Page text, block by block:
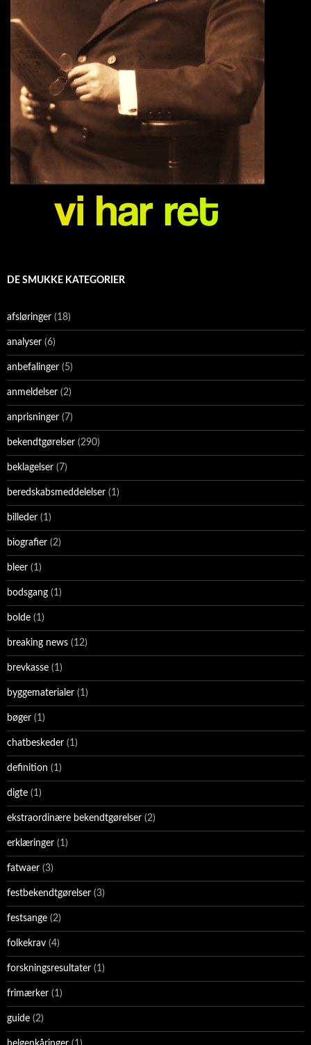
DE SMUKKE KATEGORIER
afsløringer (18)
analyser (6)
anbefalinger (5)
anmeldelser (2)
anprisninger (7)
bekendtgørelser (290)
beklagelser (7)
beredskabsmeddelelser (1)
billeder (1)
biografier (2)
bleer (1)
bodsgang (1)
bolde (1)
breaking news (12)
brevkasse (1)
byggematerialer (1)
bøger (1)
chatbeskeder (1)
definition (1)
digte (1)
ekstraordinære bekendtgørelser (2)
erklæringer (1)
fatwaer (3)
festbekendtgørelser (3)
festsange (2)
folkekrav (4)
forskningsresultater (1)
frimærker (1)
guide (2)